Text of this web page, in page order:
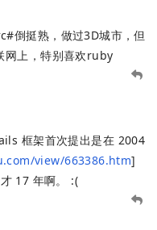
倒挺熟，做过3D城市，但
网上，特别喜欢ruby
框架首次提出是在 2004
view/663386.htm]
17 年啊。 :(